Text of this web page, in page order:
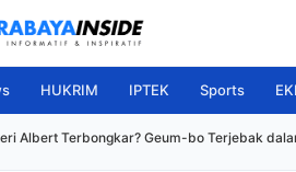
HUKRIM IPTEK Sports
Albert Terbongkar? Geum-bo Terjebak